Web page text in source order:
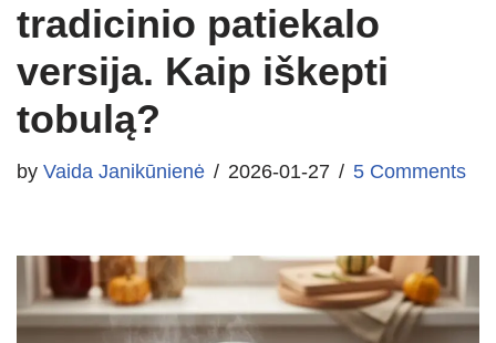
tradicinio patiekalo
versija. Kaip iškepti
tobulą?
by Vaida Janikūnienė 2026-01-27 5 Comments